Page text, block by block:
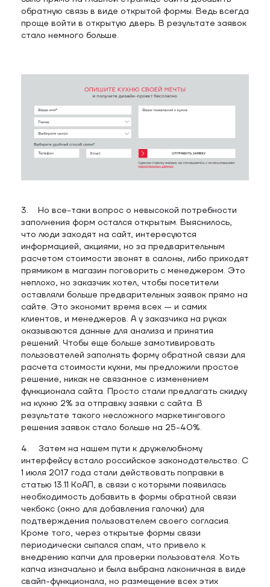
обратную связь в виде открытой формы. Ведь всегда
проще войти в открытую дверь. В результате заявок
стало немного больше.
3. Но все-таки вопрос о невысокой потребности
заполнения форм остался открытым. Выяснилось,
что люди заходят на сайт, интересуются
информацией, акциями, но за предварительным
расчетом стоимости звонят в салоны, либо приходят
прямиком в магазин поговорить с менеджером. Это
неплохо, но заказчик хотел, чтобы посетители
оставляли больше предварительных заявок прямо на
сайте. Это экономит время всех — и самих
клиентов, и менеджеров. А у заказчика на руках
оказываются данные для анализа и принятия
решений. Чтобы еще больше замотивировать
пользователей заполнять форму обратной связи для
расчета стоимости кухни, мы предложили простое
решение, никак не связанное с изменением
функционала сайта. Просто стали предлагать скидку
на кухню 2% за отправку заявки с сайта. В
результате такого несложного маркетингового
решения заявок стало больше на 25-40%.
4. Затем на нашем пути к дружелюбному
интерфейсу встало российское законодательство. С
1 июля 2017 года стали действовать поправки в
статью 13.11 КоАП, в связи с которыми появилась
необходимость добавить в формы обратной связи
чекбокс (окно для добавления галочки) для
подтверждения пользователем своего согласия.
Кроме того, через открытые формы связи
периодически сыпался спам, что привело к
внедрению капчи для проверки пользователя. Хоть
капча изначально и была выбрана лаконичная в виде
свайп-функционала, но размещение всех этих